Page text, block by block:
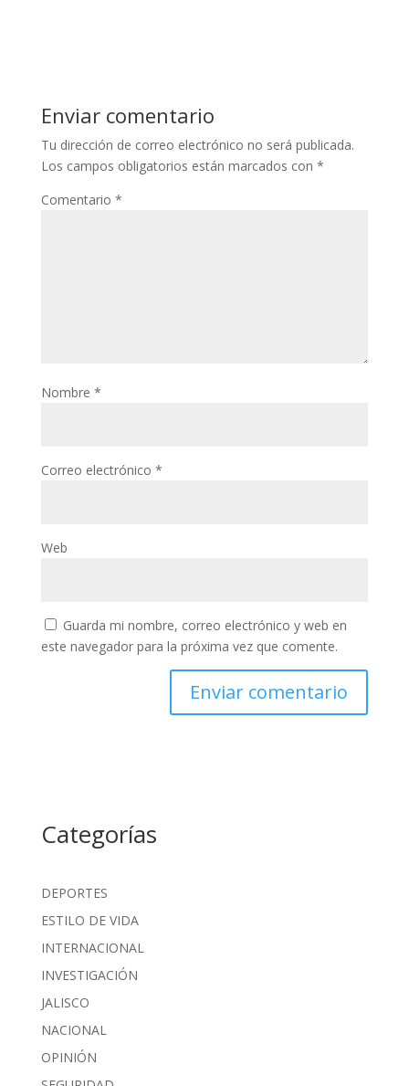
Enviar comentario
Tu dirección de correo electrónico no será publicada.
Los campos obligatorios están marcados con *
Comentario *
Nombre *
Correo electrónico *
Web
Guarda mi nombre, correo electrónico y web en
este navegador para la próxima vez que comente.
Categorías
DEPORTES
ESTILO DE VIDA
INTERNACIONAL
INVESTIGACIÓN
JALISCO
NACIONAL
OPINIÓN